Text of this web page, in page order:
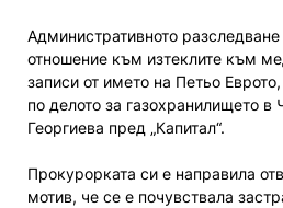
Административното
отношение към изтеклите към
записи от името на Петьо
по делото за газохранилището в
Георгиева пред „Капитал“.
Прокурорката си е направила
мотив, че се е почувствала